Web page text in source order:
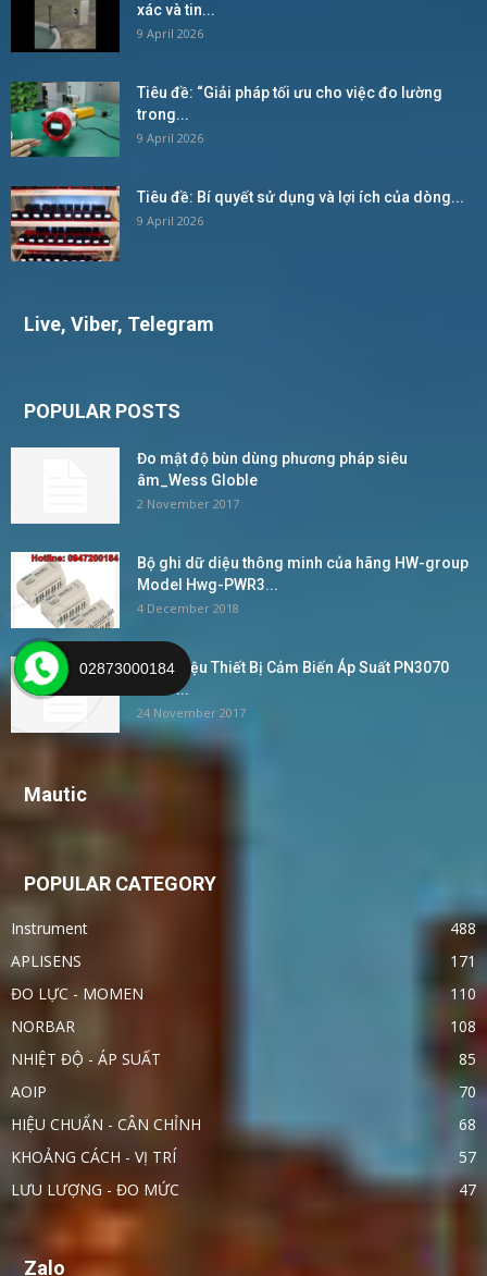
xác và tin...
9 April 2026
Tiêu đề: “Giải pháp tối ưu cho việc đo lường
trong...
9 April 2026
Tiêu đề: Bí quyết sử dụng và lợi ích của dòng...
9 April 2026
Live, Viber, Telegram
POPULAR POSTS
Đo mật độ bùn dùng phương pháp siêu
âm_Wess Globle
2 November 2017
Bộ ghi dữ diệu thông minh của hãng HW-group
Model Hwg-PWR3...
4 December 2018
Giới Thiệu Thiết Bị Cảm Biến Áp Suất PN3070
IFM –...
24 November 2017
Mautic
POPULAR CATEGORY
Instrument
488
APLISENS
171
ĐO LỰC - MOMEN
110
NORBAR
108
NHIỆT ĐỘ - ÁP SUẤT
85
AOIP
70
HIỆU CHUẨN - CÂN CHỈNH
68
KHOẢNG CÁCH - VỊ TRÍ
57
LƯU LƯỢNG - ĐO MỨC
47
Zalo
02873000184